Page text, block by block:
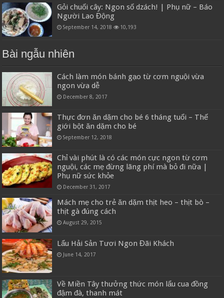
Gỏi chuối cây: Ngon số dzách! | Phụ nữ – Báo
Người Lao Động
September 14, 2018 10,193
Bài ngẫu nhiên
Cách làm món bánh gạo từ cơm nguội vừa
ngon vừa dễ
December 8, 2017
Thực đơn ăn dặm cho bé 6 tháng tuổi – Thế
giới bột ăn dặm cho bé
September 12, 2018
Chỉ vài phút là có các món cực ngon từ cơm
nguội, các mẹ đừng lãng phí mà bỏ đi nữa |
Phụ nữ sức khỏe
December 31, 2017
Mách mẹ cho trẻ ăn dặm thịt heo – thịt bò –
thịt gà đúng cách
August 29, 2015
Lẩu Hải Sản Tươi Ngon Đãi Khách
June 14, 2017
Về Miền Tây thưởng thức món lẩu cua đồng
đậm đà, thanh mát